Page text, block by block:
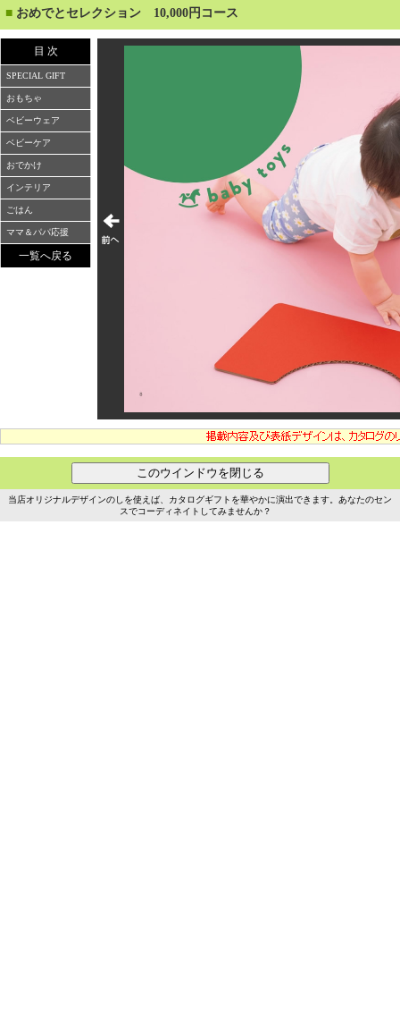
■ おめでとセレクション 10,000円コース
目 次
SPECIAL GIFT
おもちゃ
ベビーウェア
ベビーケア
おでかけ
インテリア
ごはん
ママ＆パパ応援
一覧へ戻る
当店オリジナルデザインのしを使えば、カタログギフトを華やかに演出できます。あなたのセン
スでコーディネイトしてみませんか？